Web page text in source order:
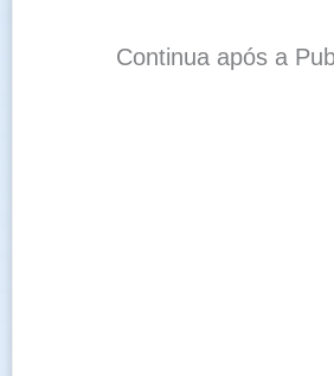
Continua após a